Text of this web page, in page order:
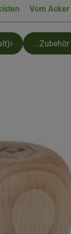
Vom Acker